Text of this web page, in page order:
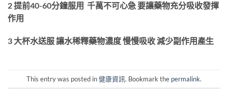
2 提前40-60分鐘服用 千萬不可心急 要讓藥物充分吸收發揮
作用
3 大杯水送服 讓水稀釋藥物濃度 慢慢吸收 減少副作用產生
This entry was posted in健康資訊. Bookmark the permalink.